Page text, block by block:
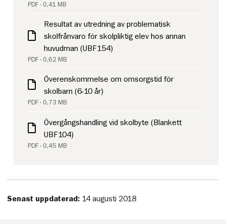
PDF - 0,41 MB
Resultat av utredning av problematisk
skolfrånvaro för skolpliktig elev hos annan
huvudman (UBF154)
PDF - 0,62 MB
Överenskommelse om omsorgstid för
skolbarn (6-10 år)
PDF - 0,73 MB
Övergångshandling vid skolbyte (Blankett
UBF104)
PDF - 0,45 MB
Senast uppdaterad: 14 augusti 2018